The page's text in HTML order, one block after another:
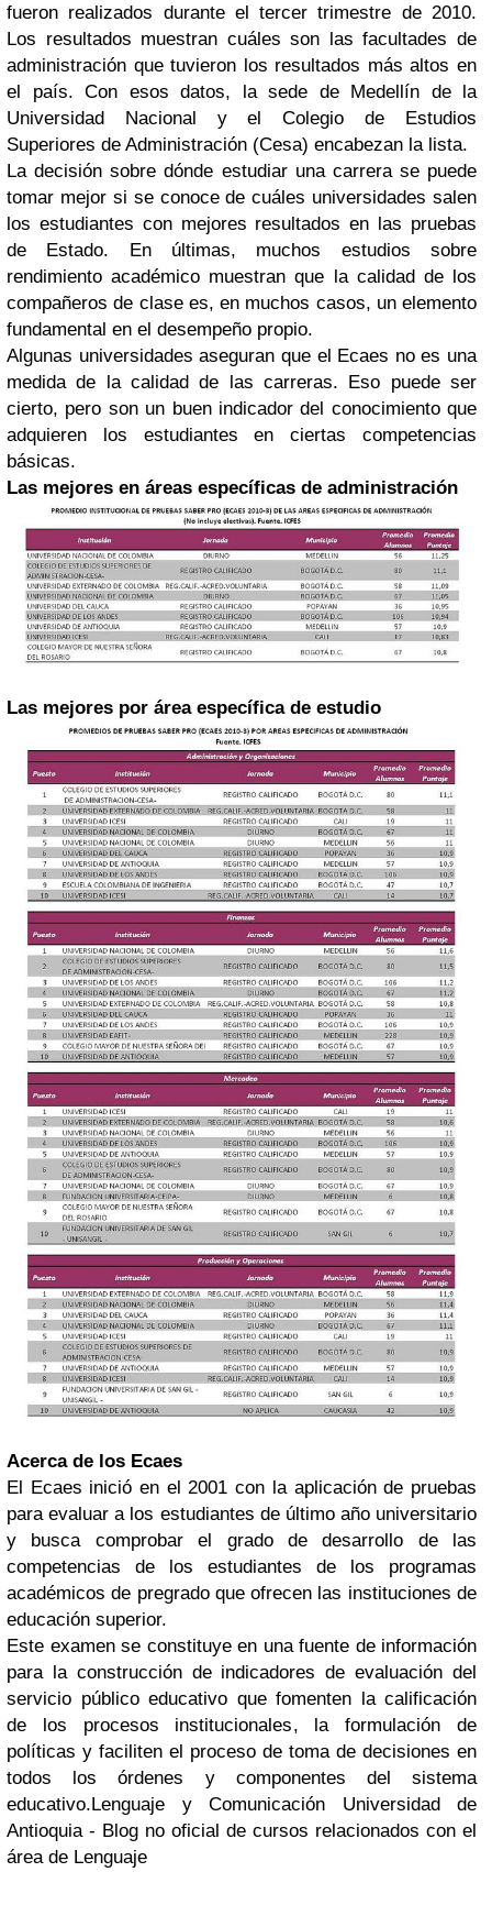
fueron realizados durante el tercer trimestre de 2010.
Los resultados muestran cuáles son las facultades de
administración que tuvieron los resultados más altos en
el país. Con esos datos, la sede de Medellín de la
Universidad Nacional y el Colegio de Estudios
Superiores de Administración (Cesa) encabezan la lista.
La decisión sobre dónde estudiar una carrera se puede
tomar mejor si se conoce de cuáles universidades salen
los estudiantes con mejores resultados en las pruebas
de Estado. En últimas, muchos estudios sobre
rendimiento académico muestran que la calidad de los
compañeros de clase es, en muchos casos, un elemento
fundamental en el desempeño propio.
Algunas universidades aseguran que el Ecaes no es una
medida de la calidad de las carreras. Eso puede ser
cierto, pero son un buen indicador del conocimiento que
adquieren los estudiantes en ciertas competencias
básicas.
Las mejores en áreas específicas de administración
Las mejores por área específica de estudio
Acerca de los Ecaes
El Ecaes inició en el 2001 con la aplicación de pruebas
para evaluar a los estudiantes de último año universitario
y busca comprobar el grado de desarrollo de las
competencias de los estudiantes de los programas
académicos de pregrado que ofrecen las instituciones de
educación superior.
Este examen se constituye en una fuente de información
para la construcción de indicadores de evaluación del
servicio público educativo que fomenten la calificación
de los procesos institucionales, la formulación de
políticas y faciliten el proceso de toma de decisiones en
todos los órdenes y componentes del sistema
educativo.Lenguaje y Comunicación Universidad de
Antioquia - Blog no oficial de cursos relacionados con el
área de Lenguaje